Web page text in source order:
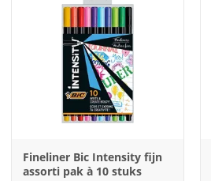
Fineliner Bic Intensity fijn
assorti pak à 10 stuks